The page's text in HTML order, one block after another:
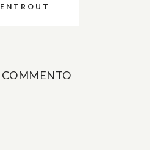
COMMENTO